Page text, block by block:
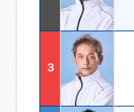
３